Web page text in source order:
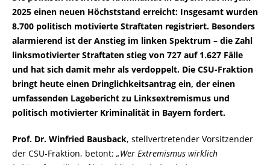
2025 einen neuen Höchststand erreicht: Insgesamt wurden
8.700 politisch motivierte Straftaten registriert. Besonders
alarmierend ist der Anstieg im linken Spektrum – die Zahl
linksmotivierter Straftaten stieg von 727 auf 1.627 Fälle
und hat sich damit mehr als verdoppelt. Die CSU-Fraktion
bringt heute einen Dringlichkeitsantrag ein, der einen
umfassenden Lagebericht zu Linksextremismus und
politisch motivierter Kriminalität in Bayern fordert.
Prof. Dr. Winfried Bausback, stellvertretender Vorsitzender
der CSU-Fraktion, betont: Wer Extremismus wirklich